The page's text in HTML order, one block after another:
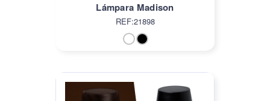
Lámpara Madison
REF:21898